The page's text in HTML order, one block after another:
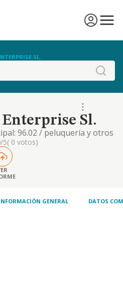
SL.
Sl.
96.02 / peluquería y otros
belleza otras actividades:
al por menor de
periféricos y
en
especializados , 68.10 /
47.52 / comercio
/5( 0 votos)
GENERAL DATOS